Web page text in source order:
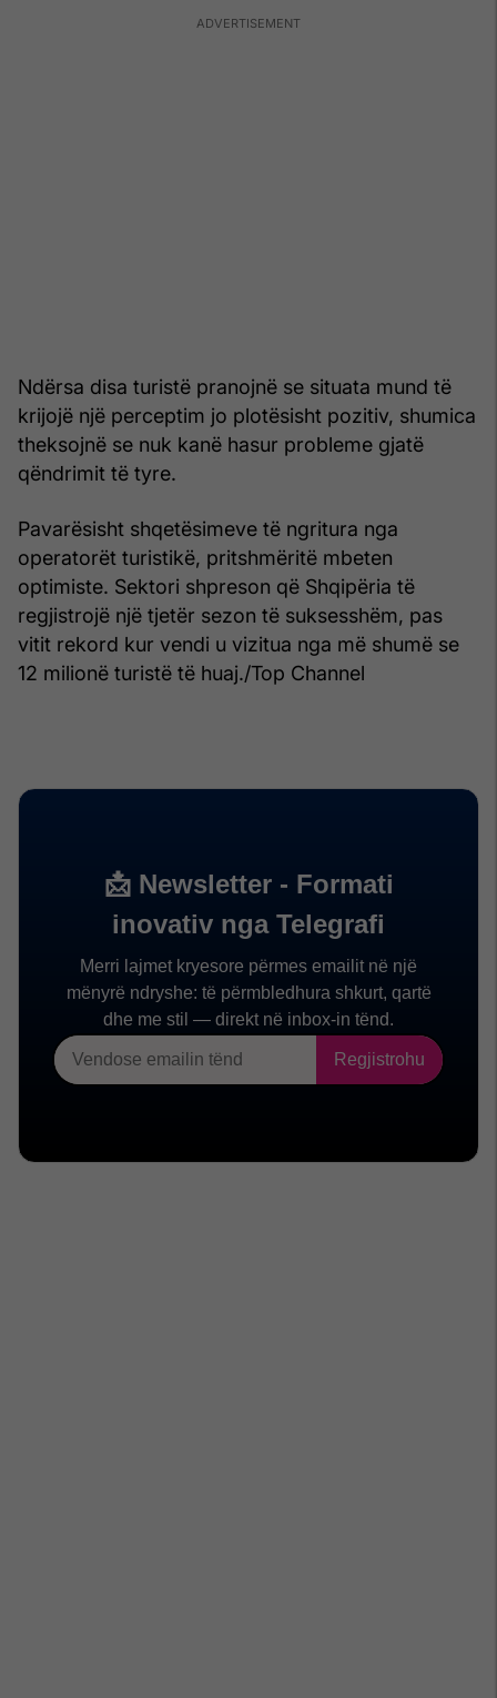
Ndërsa disa turistë pranojnë se situata mund të
krijojë një perceptim jo plotësisht pozitiv, shumica
theksojnë se nuk kanë hasur probleme gjatë
qëndrimit të tyre.
Pavarësisht shqetësimeve të ngritura nga
operatorët turistikë, pritshmëritë mbeten
optimiste. Sektori shpreson që Shqipëria të
regjistrojë një tjetër sezon të suksesshëm, pas
vitit rekord kur vendi u vizitua nga më shumë se
12 milionë turistë të huaj./Top Channel